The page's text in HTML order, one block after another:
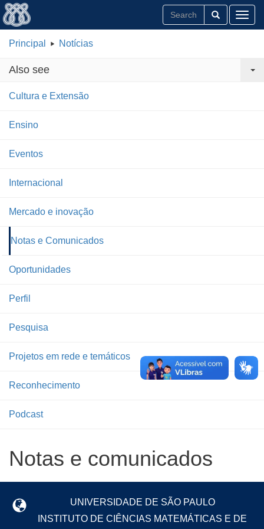
Principal Notícias
Also see
Cultura e Extensão
Ensino
Eventos
Internacional
Mercado e inovação
Notas e Comunicados
Oportunidades
Perfil
Pesquisa
Projetos em rede e temáticos
Reconhecimento
Podcast
Notas e comunicados
UNIVERSIDADE DE SÃO PAULO
INSTITUTO DE CIÊNCIAS MATEMÁTICAS E DE